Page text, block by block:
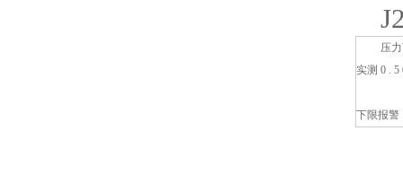
压
实测 0 . 5
下限报警